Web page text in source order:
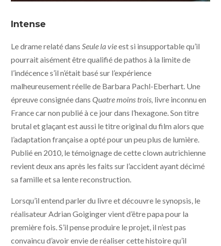
Pyramide Distribution
Intense
Le drame relaté dansSeule la vieest si insupportable qu’il
pourrait aisément être qualifié de pathos à la limite de
l’indécence s’il n’était basé sur l’expérience
malheureusement réelle de Barbara Pachl-Eberhart. Une
épreuve consignée dansQuatre moins trois, livre inconnu en
France car non publié à ce jour dans l’hexagone. Son titre
brutal et glaçant est aussi le titre original du film alors que
l’adaptation française a opté pour un peu plus de lumière.
Publié en 2010, le témoignage de cette clown autrichienne
revient deux ans après les faits sur l’accident ayant décimé
sa famille et sa lente reconstruction.
Lorsqu’il entend parler du livre et découvre le synopsis, le
réalisateur Adrian Goiginger vient d’être papa pour la
première fois. S’il pense produire le projet, il n’est pas
convaincu d’avoir envie de réaliser cette histoire qu’il